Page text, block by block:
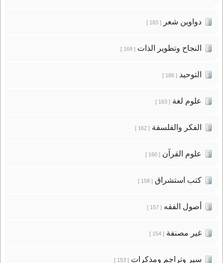
دواوين شعر[ 183 ]
النجاح وتطوير الذات[ 169 ]
التوحيد[ 166 ]
علوم لغة[ 163 ]
الفكر والفلسفة[ 162 ]
علوم القرآن[ 160 ]
كتب استشراق[ 158 ]
أصول الفقه[ 157 ]
غير مصنفة[ 154 ]
سير وتراجم ومذكرات[ 153 ]